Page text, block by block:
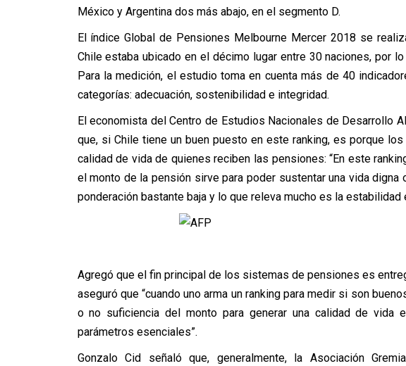
México y Argentina dos más abajo, en el segmento D.
El índice Global de Pensiones Melbourne Mercer 2018 se
Chile estaba ubicado en el décimo lugar entre 30 naciones, por
Para la medición, el estudio toma en cuenta más de 40
categorías: adecuación, sostenibilidad e integridad.
El economista del Centro de Estudios Nacionales de Desarrollo
que, si Chile tiene un buen puesto en este ranking, es porque
calidad de vida de quienes reciben las pensiones: “En este
el monto de la pensión sirve para poder sustentar una vida digna
ponderación bastante baja y lo que releva mucho es la estabilidad
Agregó que el fin principal de los sistemas de pensiones es
aseguró que “cuando uno arma un ranking para medir si son
o no suficiencia del monto para generar una calidad de vida
parámetros esenciales”.
Gonzalo Cid señaló que, generalmente, la Asociación